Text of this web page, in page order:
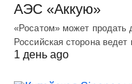
АЭС «Аккую»
«Росатом» может
Российская сторона
1 день ago